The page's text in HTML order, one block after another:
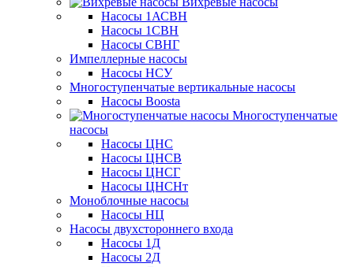
Насосы 1АСВН
Насосы 1СВН
Насосы СВНГ
Импеллерные насосы
Насосы НСУ
Многоступенчатые вертикальные насосы
Насосы Boosta
Многоступенчатые
насосы
Насосы ЦНС
Насосы ЦНСВ
Насосы ЦНСГ
Насосы ЦНСНт
Моноблочные насосы
Насосы НЦ
Насосы двухстороннего входа
Насосы 1Д
Насосы 2Д